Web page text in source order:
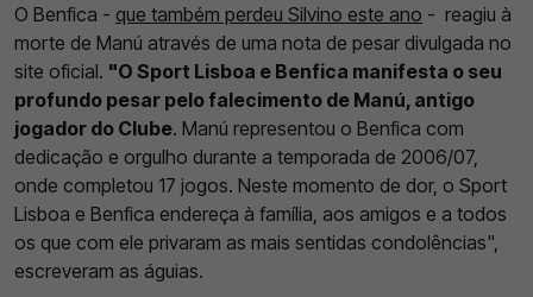
O Benfica - que também perdeu Silvino este ano - reagiu à
morte de Manú através de uma nota de pesar divulgada no
site oficial. "O Sport Lisboa e Benfica manifesta o seu
profundo pesar pelo falecimento de Manú, antigo
jogador do Clube. Manú representou o Benfica com
dedicação e orgulho durante a temporada de 2006/07,
onde completou 17 jogos. Neste momento de dor, o Sport
Lisboa e Benfica endereça à família, aos amigos e a todos
os que com ele privaram as mais sentidas condolências",
escreveram as águias.